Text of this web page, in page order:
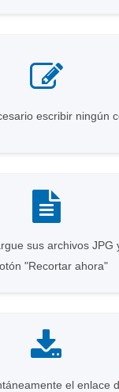
escribir ningún
sus archivos JPG
"Recortar ahora"
el enlace